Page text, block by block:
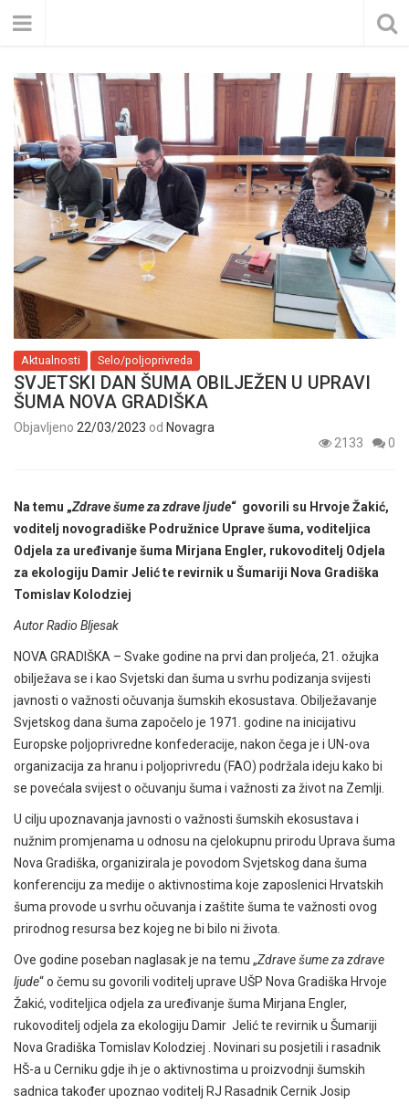
Aktualnosti Selo/poljoprivreda
SVJETSKI DAN ŠUMA OBILJEŽEN U UPRAVI
ŠUMA NOVA GRADIŠKA
Objavljeno 22/03/2023 od Novagra
2133
0
Na temu „Zdrave šume za zdrave ljude“ govorili su Hrvoje Žakić,
voditelj novogradiške Podružnice Uprave šuma, voditeljica
Odjela za uređivanje šuma Mirjana Engler, rukovoditelj Odjela
za ekologiju Damir Jelić te revirnik u Šumariji Nova Gradiška
Tomislav Kolodziej
Autor Radio Bljesak
NOVA GRADIŠKA – Svake godine na prvi dan proljeća, 21. ožujka
obilježava se i kao Svjetski dan šuma u svrhu podizanja svijesti
javnosti o važnosti očuvanja šumskih ekosustava. Obilježavanje
Svjetskog dana šuma započelo je 1971. godine na inicijativu
Europske poljoprivredne konfederacije, nakon čega je i UN-ova
organizacija za hranu i poljoprivredu (FAO) podržala ideju kako bi
se povećala svijest o očuvanju šuma i važnosti za život na Zemlji.
U cilju upoznavanja javnosti o važnosti šumskih ekosustava i
nužnim promjenama u odnosu na cjelokupnu prirodu Uprava šuma
Nova Gradiška, organizirala je povodom Svjetskog dana šuma
konferenciju za medije o aktivnostima koje zaposlenici Hrvatskih
šuma provode u svrhu očuvanja i zaštite šuma te važnosti ovog
prirodnog resursa bez kojeg ne bi bilo ni života.
Ove godine poseban naglasak je na temu „Zdrave šume za zdrave
ljude“ o čemu su govorili voditelj uprave UŠP Nova Gradiška Hrvoje
Žakić, voditeljica odjela za uređivanje šuma Mirjana Engler,
rukovoditelj odjela za ekologiju Damir Jelić te revirnik u Šumariji
Nova Gradiška Tomislav Kolodziej . Novinari su posjetili i rasadnik
HŠ-a u Cerniku gdje ih je o aktivnostima u proizvodnji šumskih
sadnica također upoznao voditelj RJ Rasadnik Cernik Josip